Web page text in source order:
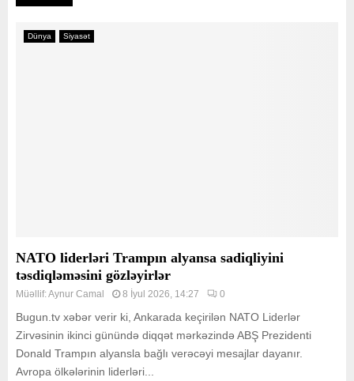
Dünya Siyasət
NATO liderləri Trampın alyansa sadiqliyini
təsdiqləməsini gözləyirlər
Müəllif:Aynur Camal 8 İyul 2026, 14:27 0
Bugun.tv xəbər verir ki, Ankarada keçirilən NATO Liderlər
Zirvəsinin ikinci günündə diqqət mərkəzində ABŞ Prezidenti
Donald Trampın alyansla bağlı verəcəyi mesajlar dayanır.
Avropa ölkələrinin liderləri...